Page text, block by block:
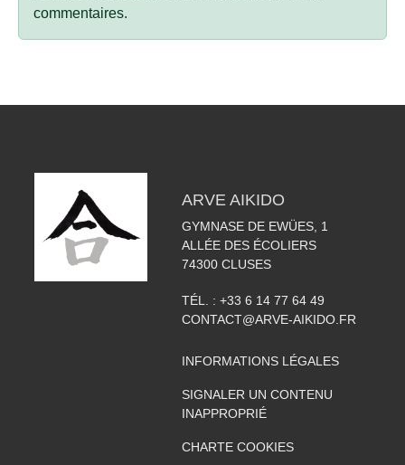
commentaires.
ARVE AIKIDO
GYMNASE DE EWÜES, 1
ALLÉE DES ÉCOLIERS
74300 CLUSES
TÉL. : +33 6 14 77 64 49
CONTACT@ARVE-AIKIDO.FR
INFORMATIONS LÉGALES
SIGNALER UN CONTENU
INAPPROPRIÉ
CHARTE COOKIES